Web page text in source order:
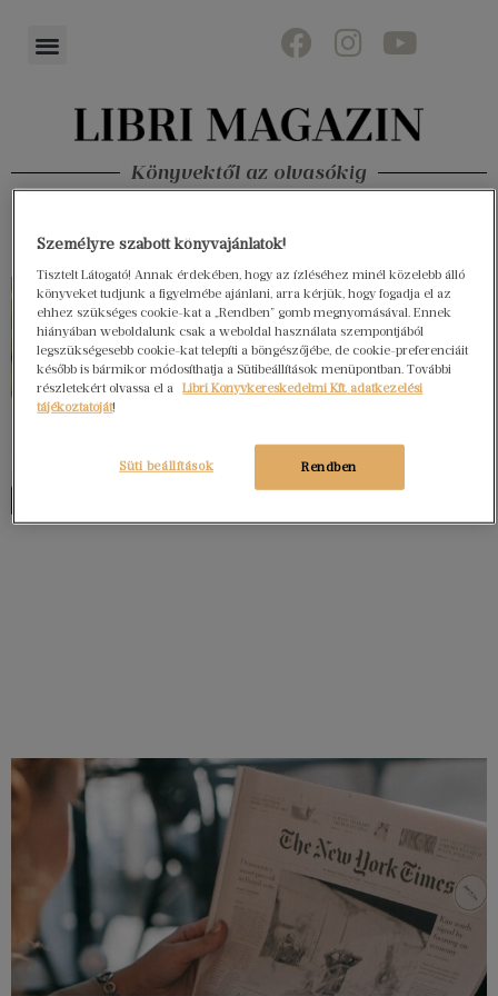
Könyvektől az olvasókig
Személyre szabott könyvajánlatok!
Tisztelt Látogató! Annak érdekében, hogy az ízléséhez minél közelebb álló
könyveket tudjunk a figyelmébe ajánlani, arra kérjük, hogy fogadja el az
ehhez szükséges cookie-kat a „Rendben” gomb megnyomásával. Ennek
hiányában weboldalunk csak a weboldal használata szempontjából
legszükségesebb cookie-kat telepíti a böngészőjébe, de cookie-preferenciáit
később is bármikor módosíthatja a Sütibeállítások menüpontban. További
részletekért olvassa el a
Libri Könyvkereskedelmi Kft. adatkezelési
tájékoztatóját!
Rendben
Süti beállítások